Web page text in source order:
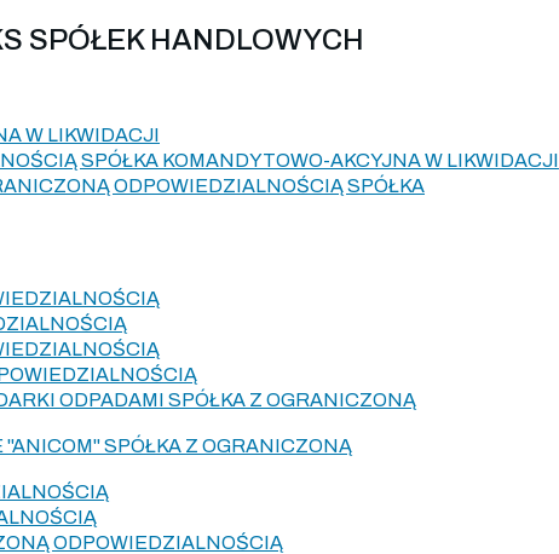
SPÓŁEK HANDLOWYCH
W LIKWIDACJI
SPÓŁKA KOMANDYTOWO-AKCYJNA W LIKWIDACJI
ODPOWIEDZIALNOŚCIĄ SPÓŁKA
ODPADAMI SPÓŁKA Z OGRANICZONĄ
SPÓŁKA Z OGRANICZONĄ
ODPOWIEDZIALNOŚCIĄ